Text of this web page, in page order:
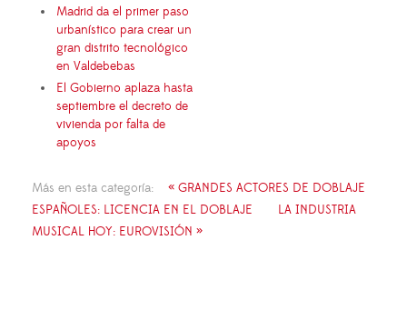
Madrid da el primer paso
urbanístico para crear un
gran distrito tecnológico
en Valdebebas
El Gobierno aplaza hasta
septiembre el decreto de
vivienda por falta de
apoyos
Más en esta categoría:
« GRANDES ACTORES DE DOBLAJE
ESPAÑOLES: LICENCIA EN EL DOBLAJE
LA INDUSTRIA
MUSICAL HOY: EUROVISIÓN »